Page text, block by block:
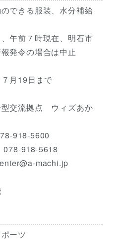
きる服装、水分補給
午前７時現在、明石市
発令の場合は中止
月19日まで
交流拠点 ウィズあか
918-5600
918-5618
machi.jp
ポーツ